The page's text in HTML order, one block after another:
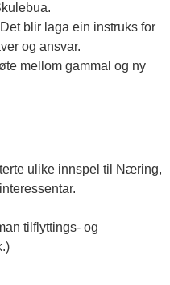
blir laga ein instruks for
og ansvar.
mellom gammal og ny
ulike innspel til Næring,
tilflyttings- og